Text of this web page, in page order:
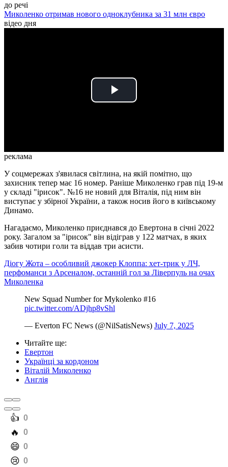
до речі
Миколенко отримав нового одноклубника за 31 млн євро
відео дня
Play
реклама
У соцмережах з'явилася світлина, на якій помітно, що
захисник тепер має 16 номер. Раніше Миколенко грав під 19-м
у складі "ірисок". №16 не новий для Віталія, під ним він
виступає у збірної України, а також носив його в київському
Динамо.
Нагадаємо, Миколенко приєднався до Евертона в січні 2022
року. Загалом за "ірисок" він відіграв у 122 матчах, в яких
забив чотири голи та віддав три асисти.
Діогу Жота – особливий джокер Клоппа: хет-трик у ЛЧ,
перфоманси з Арсеналом, останній гол за Ліверпуль на очах
Миколенка
New Squad Number for Mykolenko #16
pic.twitter.com/ADjhp8vShl
— Everton FC News (@NilSatisNews) July 7, 2025
Читайте ще:
Евертон
Українці за кордоном
Віталій Миколенко
Англія
️👍 0
️🔥 0
️😄 0
️😢 0